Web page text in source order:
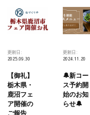
ア
🐡
更新日:
2025.09.30
【御礼】
栃木県・
鹿沼フェ
ア開催の
ご報告
更新日:
2024.11.20
🔔新コー
ス予約開
始のお知
らせ🔔